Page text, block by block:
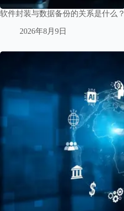
软件封装与数据备份的关系是什么？
2026年8月9日